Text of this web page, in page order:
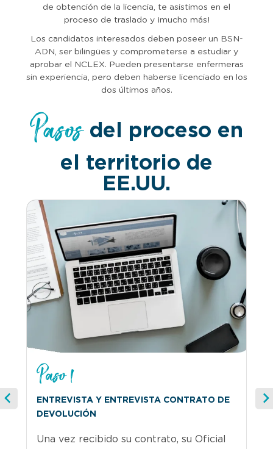
de obtención de la licencia, te asistimos en el
proceso de traslado y ¡mucho más!
Los candidatos interesados deben poseer un BSN-
ADN, ser bilingües y comprometerse a estudiar y
aprobar el NCLEX. Pueden presentarse enfermeras
sin experiencia, pero deben haberse licenciado en los
dos últimos años.
Pasosdel proceso en
el territorio de
EE.UU.
Paso 1
ENTREVISTA Y ENTREVISTA CONTRATO DE
DEVOLUCIÓN
Una vez recibido su contrato, su Oficial